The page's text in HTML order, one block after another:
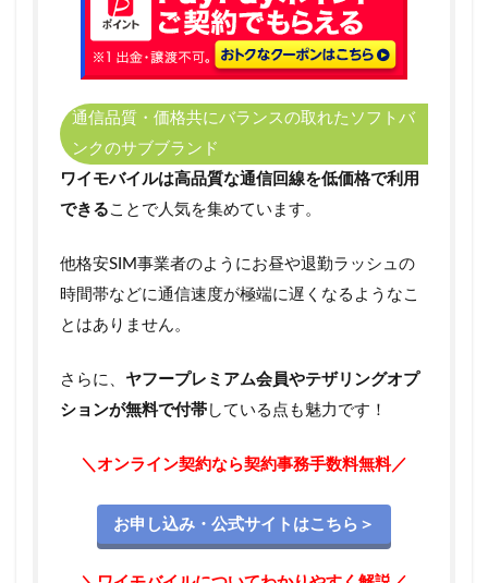
3.1
Ymobile
家族割
り対象
プラン
の言う
「家
定義と
3.3
Ymobile
9回線
3.4
Ymobile
通信品質・価格共にバランスの取れたソフトバ
ンクのサブブランド
ワイモバイルは高品質な通信回線を低価格で利用
できる ことで人気を集めています。
他格安SIM事業者のようにお昼や退勤ラッシュの
時間帯などに通信速度が極端に遅くなるようなこ
とはありません。
さらに、 ヤフープレミアム会員やテザリングオプ
ションが無料で付帯 している点も魅力です！
＼オンライン契約なら契約事務手数料無料／
お申し込み・公式サイトはこちら＞